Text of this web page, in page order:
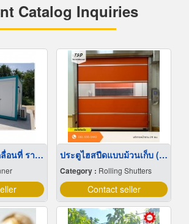
Catalog Inquiries
ตู้คอนเทนเนอร์เคลื่อนที่ ราคาถูก ประตูไฮสปีดแบบม้วนเก็บ (Roll-Up High Speed Door)
Category : Rolling Shutters
Contact seller